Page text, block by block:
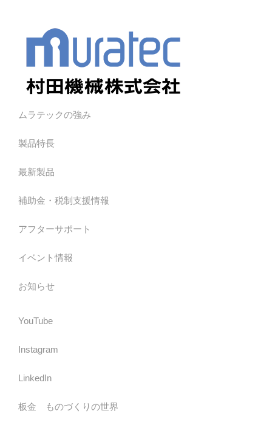
ムラテックの強み
製品特長
最新製品
補助金・税制支援情報
アフターサポート
イベント情報
お知らせ
YouTube
Instagram
LinkedIn
板金 ものづくりの世界